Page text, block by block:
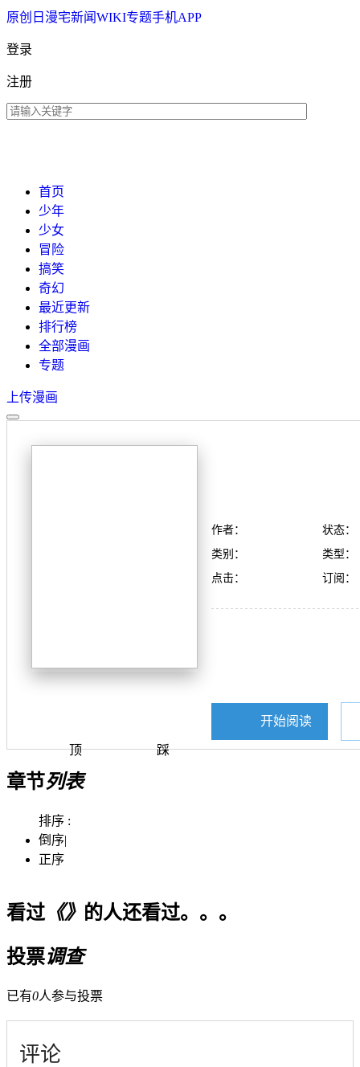
原创 日漫宅新闻WIKI专题手机APP
登录
注册
首页
少年
少女
冒险
搞笑
奇幻
最近更新
排行榜
全部漫画
专题
上传漫画
顶 踩
作者：
状态：
类别：
类型：
点击：
订阅：
开始阅读
章节列表
排序 :
倒序|
正序
看过《》 的人还看过。。。
投票调查
已有0人参与投票
评论